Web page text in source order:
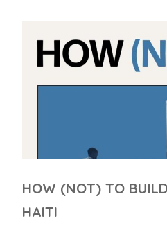
HOW (NOT) TO
HAITI